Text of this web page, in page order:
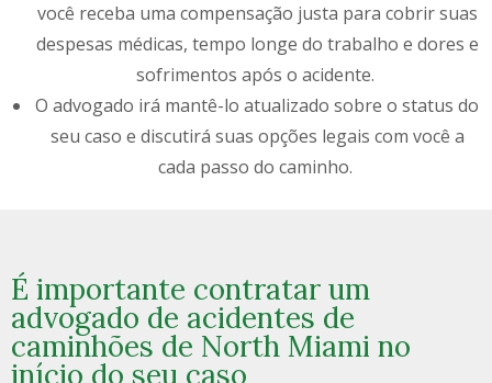
você receba uma compensação justa para cobrir suas
despesas médicas, tempo longe do trabalho e dores e
sofrimentos após o acidente.
O advogado irá mantê-lo atualizado sobre o status do
seu caso e discutirá suas opções legais com você a
cada passo do caminho.
É importante contratar um
advogado de acidentes de
caminhões de North Miami no
início do seu caso